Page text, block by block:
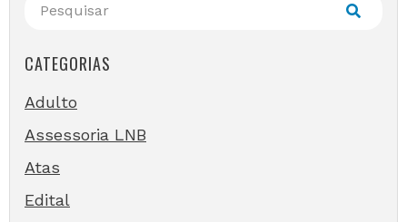
CATEGORIAS
Adulto
Assessoria LNB
Atas
Edital